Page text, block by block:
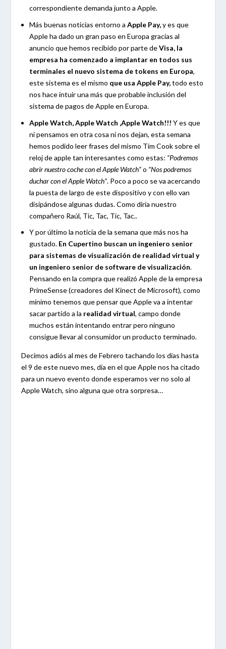
correspondiente demanda junto a Apple.
Más buenas noticias entorno aApple Pay,y es que
Apple ha dado un gran paso en Europa gracias al
anuncio que hemos recibido por parte deVisa, la
empresa ha comenzado a implantar en todos sus
terminales el nuevo sistema de tokens en Europa,
este sistema es el mismo que usa Apple Pay,todo esto
nos hace intuir una más que probable inclusión del
sistema de pagos de Apple en Europa.
Apple Watch, Apple Watch ,Apple Watch!!! Y es que
ni pensamos en otra cosa ni nos dejan, esta semana
hemos podido leer frases del mismo Tim Cook sobre el
reloj de apple tan interesantes como estas: “Podremos
abrir nuestro coche con el Apple Watch”o “Nos podremos
duchar con el Apple Watch”. Poco a poco se va acercando
la puesta de largo de este dispositivo y con ello van
disipándose algunas dudas. Como diría nuestro
compañero Raúl, Tic, Tac, Tic, Tac..
Y por último la noticia de la semana que más nos ha
gustado. En Cupertino buscan un ingeniero senior
para sistemas de visualización de realidad virtual y
un ingeniero senior de software de visualización.
Pensando en la compra que realizó Apple de la empresa
PrimeSense (creadores del Kinect de Microsoft), como
mínimo tenemos que pensar que Apple va a intentar
sacar partido a la realidad virtual, campo donde
muchos están intentando entrar pero ninguno
consigue llevar al consumidor un producto terminado.
Decimos adiós al mes de Febrero tachando los días hasta
el 9 de este nuevo mes, día en el que Apple nos ha citado
para un nuevo evento donde esperamos ver no solo al
Apple Watch, sino alguna que otra sorpresa…